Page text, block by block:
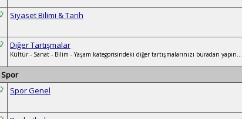
Siyaset Bilimi & Tarih
Diğer Tartışmalar
Kültür - Sanat - Bilim - Yaşam kategorisindeki diğer tartışmalarınızı buradan yapın...
Spor
Spor Genel